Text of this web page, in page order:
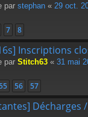
par stephan « 29 oct.
7 8
Inscriptions
par Stitch63 « 31 mai
56 57
Décharges